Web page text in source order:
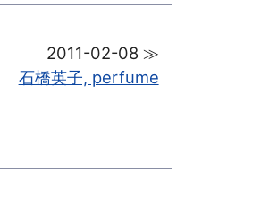
2011-02-08 ≫
石橋英子, perfume